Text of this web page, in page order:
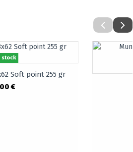
stock
Soft point 255 gr
€